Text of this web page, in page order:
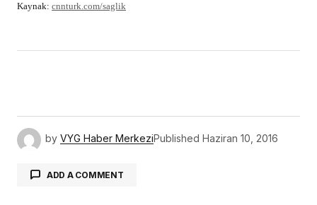
Kaynak: cnnturk.com/saglik
by VYG Haber MerkeziPublished Haziran 10, 2016
ADD A COMMENT